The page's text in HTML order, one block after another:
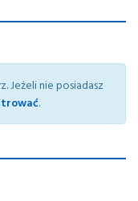
Jeżeli nie posiadasz
.